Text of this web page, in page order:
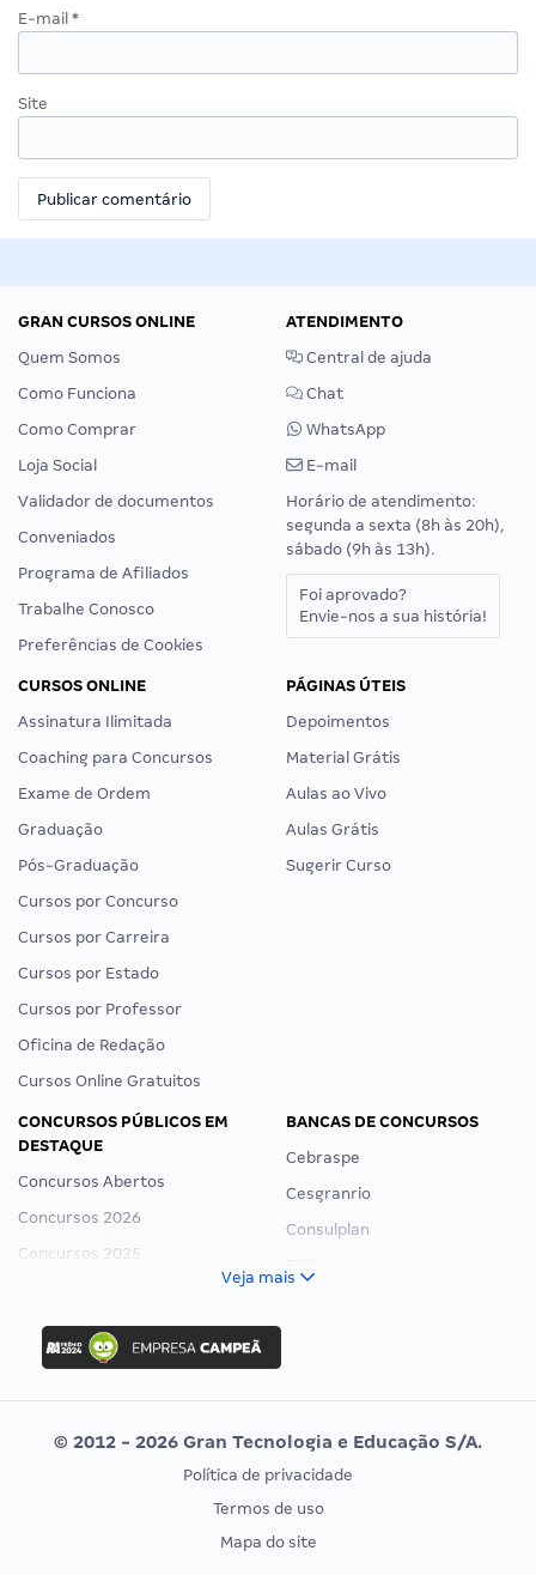
E-mail *
Site
GRAN CURSOS ONLINE
Quem Somos
Como Funciona
Como Comprar
Loja Social
Validador de documentos
Conveniados
Programa de Afiliados
Trabalhe Conosco
Preferências de Cookies
ATENDIMENTO
Central de ajuda
Chat
WhatsApp
E-mail
Horário de atendimento:
segunda a sexta (8h às 20h),
sábado (9h às 13h).
Foi aprovado?
Envie-nos a sua história!
CURSOS ONLINE
Assinatura Ilimitada
Coaching para Concursos
Exame de Ordem
Graduação
Pós-Graduação
Cursos por Concurso
Cursos por Carreira
Cursos por Estado
Cursos por Professor
Oficina de Redação
Cursos Online Gratuitos
PÁGINAS ÚTEIS
Depoimentos
Material Grátis
Aulas ao Vivo
Aulas Grátis
Sugerir Curso
CONCURSOS PÚBLICOS EM
DESTAQUE
Concursos Abertos
Concursos 2026
Concursos 2025
Concurso Ibama
Concurso MPU
Editais publicados
BANCAS DE CONCURSOS
Cebraspe
Cesgranrio
Consulplan
Vunesp
CONCURSOS POR PROFISSÃO
EXAME DE ORDEM
Veja mais
© 2012 - 2026 Gran Tecnologia e Educação S/A.
Política de privacidade
Termos de uso
Mapa do site